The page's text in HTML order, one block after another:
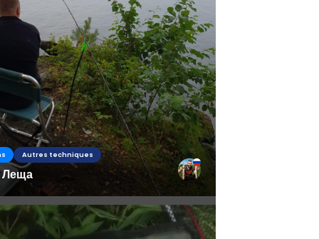
Autres techniques
Леща